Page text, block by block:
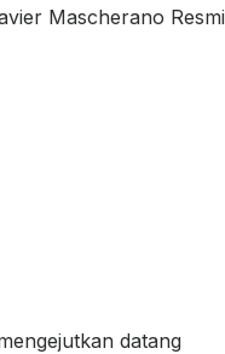
datang